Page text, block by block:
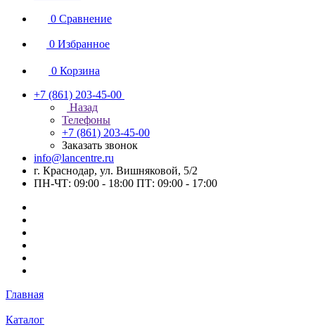
0 Сравнение
0 Избранное
0 Корзина
+7 (861) 203-45-00
Назад
Телефоны
+7 (861) 203-45-00
Заказать звонок
info@lancentre.ru
г. Краснодар, ул. Вишняковой, 5/2
ПН-ЧТ: 09:00 - 18:00 ПТ: 09:00 - 17:00
Главная
Каталог